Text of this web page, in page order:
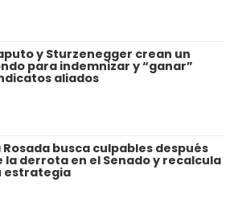
y Sturzenegger crean un
para indemnizar y “ganar”
aliados
Rosada busca culpables después
la derrota en el Senado y recalcula
estrategia